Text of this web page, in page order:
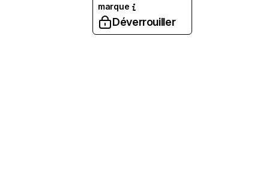
marque
Déverrouiller